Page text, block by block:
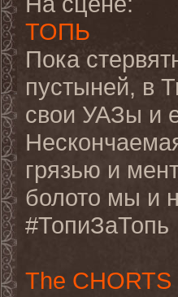
ТОПЬ
Пока
пустыней, в
свои УАЗы и
грязью и
болото мы и
#ТопиЗаТопь
The CHORTS